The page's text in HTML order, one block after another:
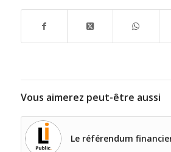
Vous aimerez peut-être aussi
Le référendum